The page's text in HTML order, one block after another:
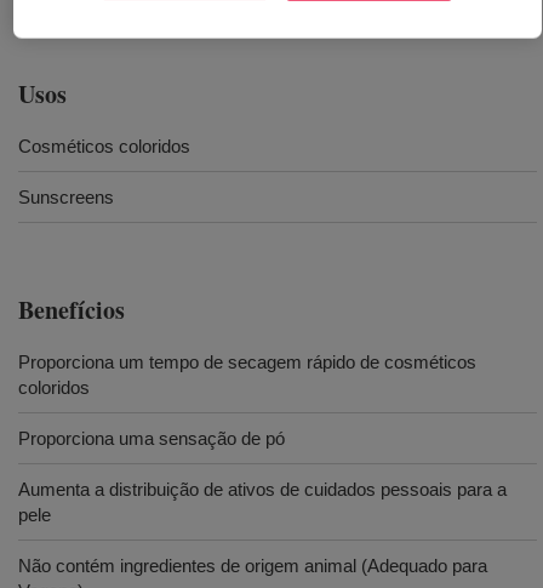
Usos
Cosméticos coloridos
Sunscreens
Benefícios
Proporciona um tempo de secagem rápido de cosméticos
coloridos
Proporciona uma sensação de pó
Aumenta a distribuição de ativos de cuidados pessoais para a
pele
Não contém ingredientes de origem animal (Adequado para